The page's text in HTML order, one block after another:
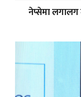
नेप्सेमा